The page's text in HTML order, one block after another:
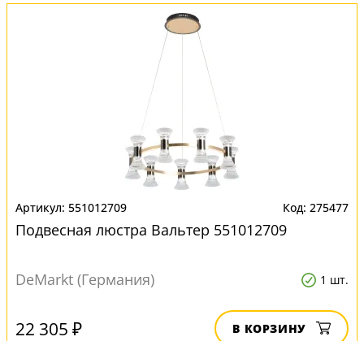
551012709 275477
Подвесная люстра Вальтер 551012709
DeMarkt (Германия) 1 шт.
22 305 ₽ В КОРЗИНУ